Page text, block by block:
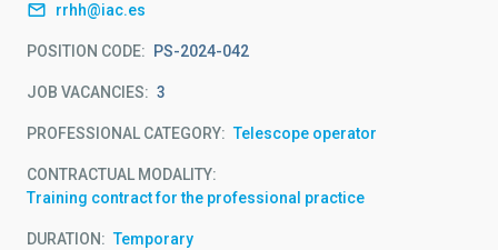
rrhh@iac.es
POSITION CODE PS-2024-042
JOB VACANCIES 3
PROFESSIONAL CATEGORY Telescope operator
CONTRACTUAL MODALITY
Training contract for the professional practice
DURATION Temporary